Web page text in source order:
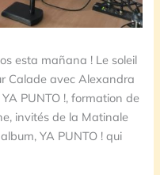
esta mañana ! Le soleil
Calade avec Alexandra
PUNTO !, formation de
invités de la Matinale
YA PUNTO ! qui